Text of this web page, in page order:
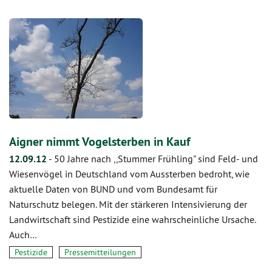
Aigner nimmt Vogelsterben in Kauf
12.09.12 - 50 Jahre nach ,,Stummer Frühling" sind Feld- und
Wiesenvögel in Deutschland vom Aussterben bedroht, wie
aktuelle Daten von BUND und vom Bundesamt für
Naturschutz belegen. Mit der stärkeren Intensivierung der
Landwirtschaft sind Pestizide eine wahrscheinliche Ursache.
Auch…
Pestizide Pressemitteilungen